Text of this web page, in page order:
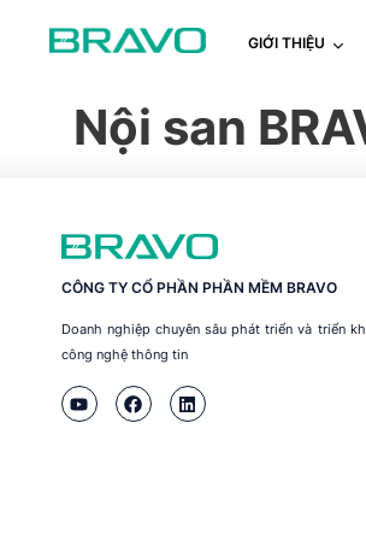
GIỚI THIỆU
Nội san
CÔNG TY CỔ PHẦN PHẦN MỀM BRAVO
Doanh nghiệp chuyên sâu phát triển và triển
công nghệ thông tin